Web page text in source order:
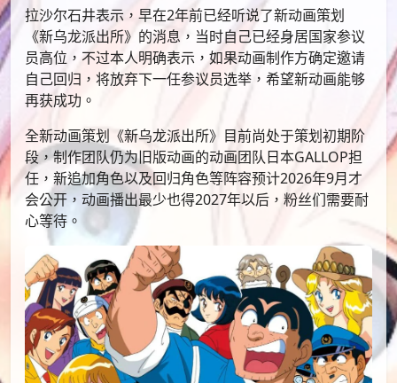
拉沙尔石井表示，早在2年前已经听说了新动画策划
《新乌龙派出所》的消息，当时自己已经身居国家参议
员高位，不过本人明确表示，如果动画制作方确定邀请
自己回归，将放弃下一任参议员选举，希望新动画能够
再获成功。
全新动画策划《新乌龙派出所》目前尚处于策划初期阶
段，制作团队仍为旧版动画的动画团队日本GALLOP担
任，新追加角色以及回归角色等阵容预计2026年9月才
会公开，动画播出最少也得2027年以后，粉丝们需要耐
心等待。